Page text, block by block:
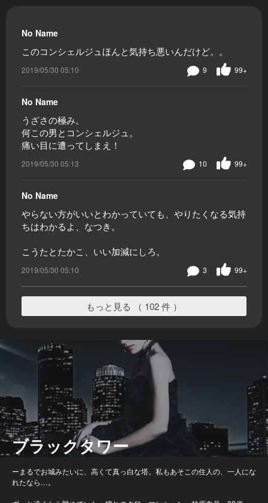
No Name
このコンシェルジュほんと気持ち悪いんだけど。。
2019/05/30 05:10 99+
9
No Name
うざさの極み。
何この男とコンシェルジュ。
痛い目に遭ってしまえ！
2019/05/30 05:13 99+
10
No Name
やらない方がいいとわかっていても、やりたくなる気持
ちはわかるよ、なつき。
こうたとたかこ、いい加減にしろ。
2019/05/30 05:10 99+
3
もっと見る （ 102 件 ）
ブラックタワー
ーまるでお城みたいに、高くて真っ白な塔。私もあそこの住人の、一人にな
れたなら…。